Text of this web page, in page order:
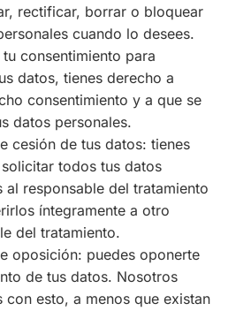
rectificar, borrar o bloquear
cuando lo desees.
tu consentimiento para
datos, tienes derecho a
consentimiento y a que se
datos personales.
cesión de tus datos: tienes
todos tus datos
al responsable del tratamiento
íntegramente a otro
del tratamiento.
oposición: puedes oponerte
de tus datos. Nosotros
con esto, a menos que existan